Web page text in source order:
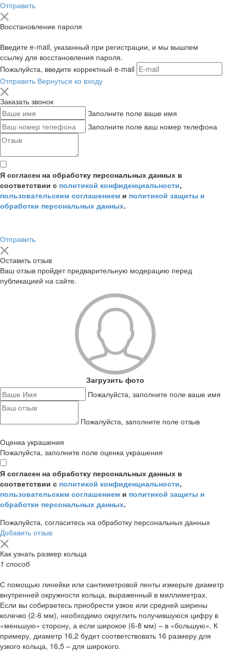
Отправить
Восстановление пароля
Введите e-mail, указанный при регистрации, и мы вышлем
ссылку для восстановления пароля.
Пожалуйста, введите корректный e-mail
Отправить Вернуться ко входу
Заказать звонок
Заполните поле ваше имя
Заполните поле ваш номер телефона
Я согласен на обработку персональных данных в
соответствии с политикой конфиденциальности,
пользовательским соглашением и политикой защиты и
обработки персональных данных.
Отправить
Оставить отзыв
Ваш отзыв пройдет предварительную модерацию перед
публикацией на сайте.
Загрузить фото
Пожалуйста, заполните поле ваше имя
Пожалуйста, заполните поле отзыв
Оценка украшения
Пожалуйста, заполните поле оценка украшения
Я согласен на обработку персональных данных в
соответствии с политикой конфиденциальности,
пользовательским соглашением и политикой защиты и
обработки персональных данных.
Пожалуйста, согласитесь на обработку персональных данных
Добавить отзыв
Как узнать размер кольца
1 способ
С помощью линейки или сантиметровой ленты измерьте диаметр
внутренней окружности кольца, выраженный в миллиметрах.
Если вы собираетесь приобрести узкое или средней ширины
колечко (2-6 мм), необходимо округлить получившуюся цифру в
«меньшую» сторону, а если широкое (6-8 мм) – в «большую». К
примеру, диаметр 16,2 будет соответствовать 16 размеру для
узкого кольца, 16,5 – для широкого.